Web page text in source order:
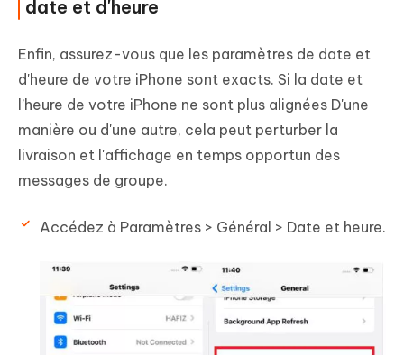
date et d'heure
Enfin, assurez-vous que les paramètres de date et
d'heure de votre iPhone sont exacts. Si la date et
l’heure de votre iPhone ne sont plus alignées D'une
manière ou d'une autre, cela peut perturber la
livraison et l'affichage en temps opportun des
messages de groupe.
Accédez à Paramètres > Général > Date et heure.